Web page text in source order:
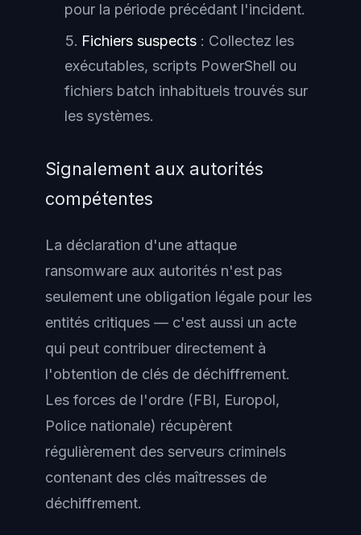
pour la période précédant l'incident.
Fichiers suspects : Collectez les
exécutables, scripts PowerShell ou
fichiers batch inhabituels trouvés sur
les systèmes.
Signalement aux autorités
compétentes
La déclaration d'une attaque
ransomware aux autorités n'est pas
seulement une obligation légale pour les
entités critiques — c'est aussi un acte
qui peut contribuer directement à
l'obtention de clés de déchiffrement.
Les forces de l'ordre (FBI, Europol,
Police nationale) récupèrent
régulièrement des serveurs criminels
contenant des clés maîtresses de
déchiffrement.